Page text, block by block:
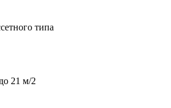
типа
до 21 м/2